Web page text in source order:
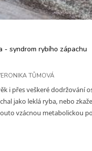
- syndrom rybího zápachu
TŮMOVÁ
i přes veškeré dodržování
jako leklá ryba, nebo
vzácnou metabolickou